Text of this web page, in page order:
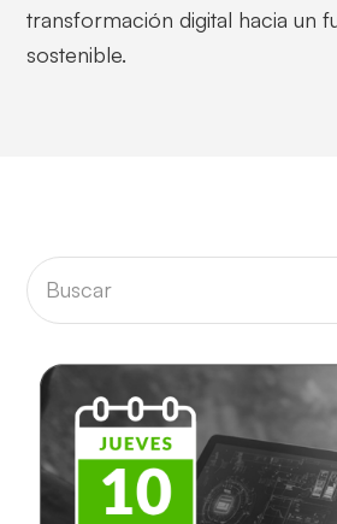
transformación digital hacia un
sostenible.
Buscar